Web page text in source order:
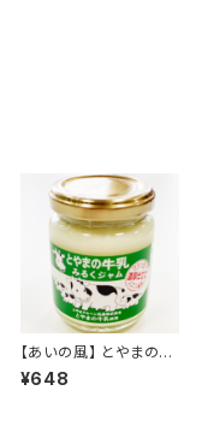
【あいの風】 とやまの牛
乳みるくジャム
¥648